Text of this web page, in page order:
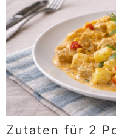
Zutaten für 2